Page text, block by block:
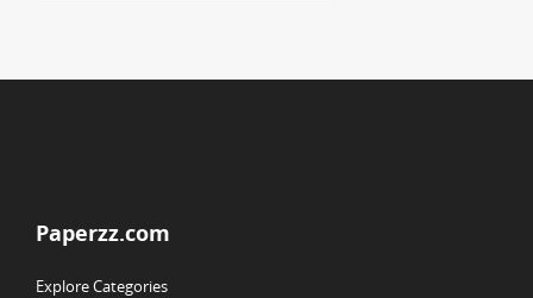
Paperzz.com
Explore Categories